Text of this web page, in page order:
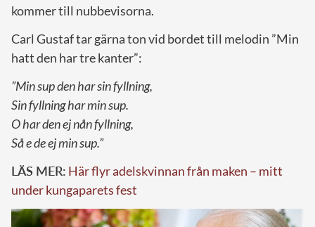
kommer till nubbevisorna.
Carl Gustaf tar gärna ton vid bordet till melodin ”Min
hatt den har tre kanter”:
”Min sup den har sin fyllning,
Sin fyllning har min sup.
O har den ej nån fyllning,
Så e de ej min sup.”
LÄS MER: Här flyr adelskvinnan från maken – mitt
under kungaparets fest